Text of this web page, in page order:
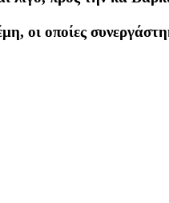
οι οποίες